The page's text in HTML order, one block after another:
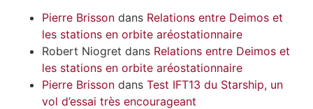
Pierre Brisson dans Relations entre Deimos et
les stations en orbite aréostationnaire
Robert Niogret dans Relations entre Deimos et
les stations en orbite aréostationnaire
Pierre Brisson dans Test IFT13 du Starship, un
vol d’essai très encourageant